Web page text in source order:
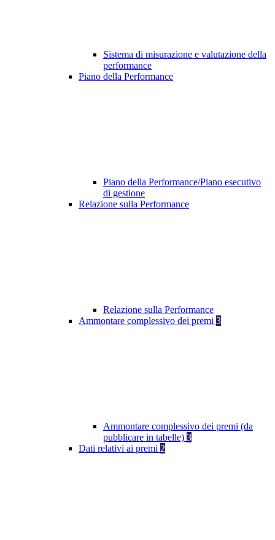
Sistema di misurazione e valutazione della
performance
Piano della Performance
Piano della Performance/Piano esecutivo
di gestione
Relazione sulla Performance
Relazione sulla Performance
Ammontare complessivo dei premi 3
Ammontare complessivo dei premi (da
pubblicare in tabelle) 3
Dati relativi ai premi 2